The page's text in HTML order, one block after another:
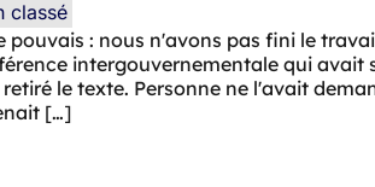
classé
pouvais : nous n'avons pas fini le
intergouvernementale qui avait
le texte. Personne ne l'avait
[…]